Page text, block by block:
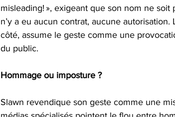
misleading! », exigeant que son nom ne soit
n’y a eu aucun contrat, aucune
côté, assume le geste comme une
du public.
Hommage ou imposture ?
Slawn revendique son geste comme une